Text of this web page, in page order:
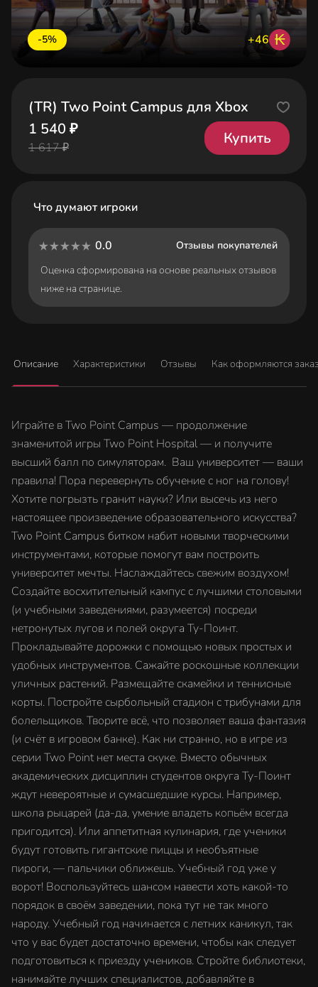
-5% +46 ₭
(TR) Two Point Campus для Xbox
1 540 ₽
1 617 ₽
Купить
Что думают игроки
0.0
Отзывы покупателей
Оценка сформирована на основе реальных отзывов
ниже на странице.
Описание Характеристики Отзывы Как оформляются
Играйте в Two Point Campus — продолжение
знаменитой игры Two Point Hospital — и получите
высший балл по симуляторам. Ваш университет — ваши
правила! Пора перевернуть обучение с ног на голову!
Хотите погрызть гранит науки? Или высечь из него
настоящее произведение образовательного искусства?
Two Point Campus битком набит новыми творческими
инструментами, которые помогут вам построить
университет мечты. Наслаждайтесь свежим воздухом!
Создайте восхитительный кампус с лучшими столовыми
(и учебными заведениями, разумеется) посреди
нетронутых лугов и полей округа Ту-Поинт.
Прокладывайте дорожки с помощью новых простых и
удобных инструментов. Сажайте роскошные коллекции
уличных растений. Размещайте скамейки и теннисные
корты. Постройте сырбольный стадион с трибунами для
болельщиков. Творите всё, что позволяет ваша фантазия
(и счёт в игровом банке). Как ни странно, но в игре из
серии Two Point нет места скуке. Вместо обычных
академических дисциплин студентов округа Ту-Поинт
ждут невероятные и сумасшедшие курсы. Например,
школа рыцарей (да-да, умение владеть копьём всегда
пригодится). Или аппетитная кулинария, где ученики
будут готовить гигантские пиццы и необъятные
пироги, — пальчики оближешь. Учебный год уже у
ворот! Воспользуйтесь шансом навести хоть какой-то
порядок в своём заведении, пока тут не так много
народу. Учебный год начинается с летних каникул, так
что у вас будет достаточно времени, чтобы как следует
подготовиться к приезду учеников. Стройте библиотеки,
нанимайте лучших специалистов, добавляйте в